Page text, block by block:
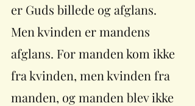
er Guds billede og afglans.
Men kvinden er mandens
afglans. For manden kom ikke
fra kvinden, men kvinden fra
manden, og manden blev ikke